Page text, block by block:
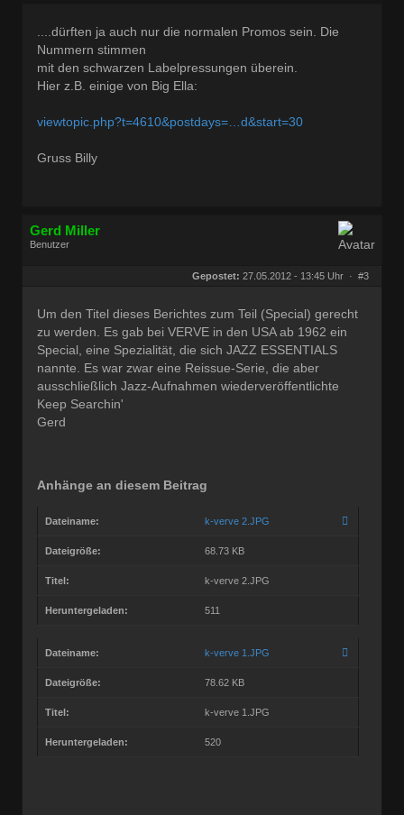
....dürften ja auch nur die normalen Promos sein. Die
Nummern stimmen
mit den schwarzen Labelpressungen überein.
Hier z.B. einige von Big Ella:
viewtopic.php?t=4610&postdays=…d&start=30
Gruss Billy
Gerd Miller
Benutzer
Gepostet: 27.05.2012 - 13:45 Uhr · #3
Um den Titel dieses Berichtes zum Teil (Special) gerecht
zu werden. Es gab bei VERVE in den USA ab 1962 ein
Special, eine Spezialität, die sich JAZZ ESSENTIALS
nannte. Es war zwar eine Reissue-Serie, die aber
ausschließlich Jazz-Aufnahmen wiederveröffentlichte
Keep Searchin'
Gerd
Anhänge an diesem Beitrag
Dateiname: k-verve 2.JPG
Dateigröße: 68.73 KB
Titel: k-verve 2.JPG
Heruntergeladen: 511
Dateiname: k-verve 1.JPG
Dateigröße: 78.62 KB
Titel: k-verve 1.JPG
Heruntergeladen: 520